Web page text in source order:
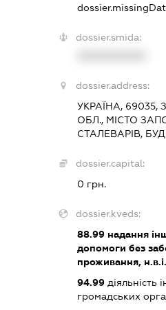
dossier.smida:
dossier.address:
УКРАЇНА, 69035,
ОБЛ., МІСТО
СТАЛЕВАРІВ,
dossier.capital:
0 грн.
dossier.kveds:
88.99надання
допомоги без
проживання,
94.99діяльність
громадських